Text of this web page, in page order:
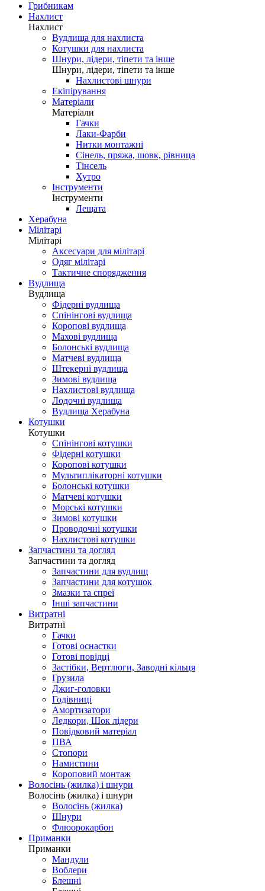
Грибникам
Нахлист
Нахлист
Вудлища для нахлиста
Котушки для нахлиста
Шнури, лідери, тіпети та інше
Шнури, лідери, тіпети та інше
Нахлистові шнури
Екіпірування
Матеріали
Матеріали
Гачки
Лаки-Фарби
Нитки монтажні
Сінель, пряжа, шовк, рівница
Тінсель
Хутро
Інструменти
Інструменти
Лещата
Херабуна
Мілітарі
Мілітарі
Аксесуари для мілітарі
Одяг мілітарі
Тактичне спорядження
Вудлища
Вудлища
Фідерні вудлища
Спінінгові вудлища
Коропові вудлища
Махові вудлища
Болонські вудлища
Матчеві вудлища
Штекерні вудлища
Зимові вудлища
Нахлистові вудлища
Лодочні вудлища
Вудлища Херабуна
Котушки
Котушки
Спінінгові котушки
Фідерні котушки
Коропові котушки
Мультиплікаторні котушки
Болонські котушки
Матчеві котушки
Морські котушки
Зимові котушки
Проводочні котушки
Нахлистові котушки
Запчастини та догляд
Запчастини та догляд
Запчастини для вудлищ
Запчастини для котушок
Змазки та спреї
Інші запчастини
Витратні
Витратні
Гачки
Готові оснастки
Готові повідці
Застібки, Вертлюги, Заводні кільця
Грузила
Джиг-головки
Годівниці
Амортизатори
Ледкори, Шок лідери
Повідковий матеріал
ПВА
Стопори
Намистини
Короповий монтаж
Волосінь (жилка) і шнури
Волосінь (жилка) і шнури
Волосінь (жилка)
Шнури
Флюорокарбон
Приманки
Приманки
Мандули
Воблери
Блешні